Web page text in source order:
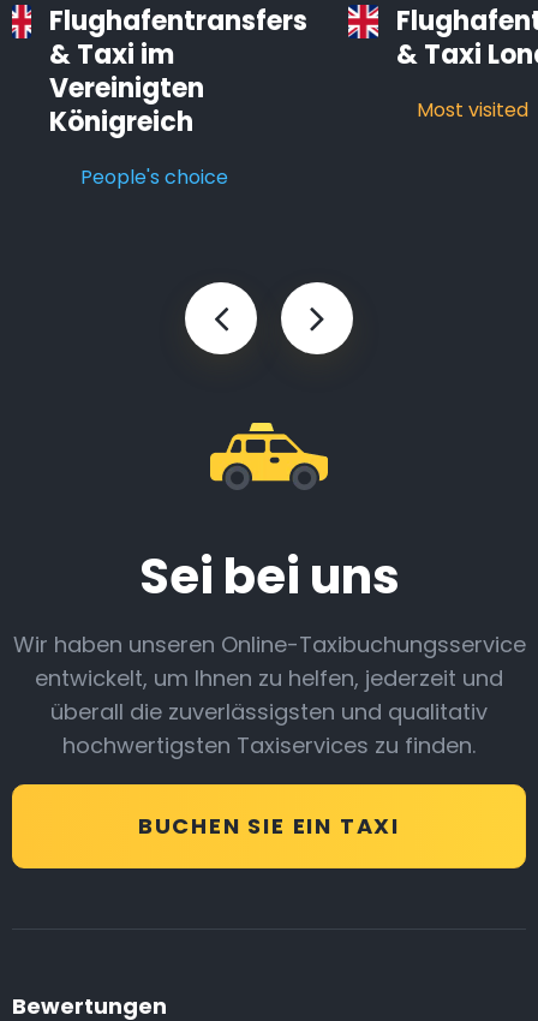
Flughafentransfers
& Taxi im
Vereinigten
Königreich
People's choice
& Taxi
Most visited
Sei bei uns
Wir haben unseren Online-Taxibuchungsservice
entwickelt, um Ihnen zu helfen, jederzeit und
überall die zuverlässigsten und qualitativ
hochwertigsten Taxiservices zu finden.
BUCHEN SIE EIN TAXI
Bewertungen